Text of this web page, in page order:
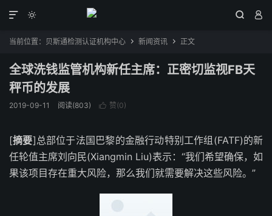
  

当前位置： 贝斯通检测认证机构中心  新闻资讯  正文
全球洗钱监管机构新任主席：正密切监视FB天
秤币的发展
2019-09-11 阅读(803)  赞(0)
[摘要]总部位于法国巴黎的金融行动特别工作组(FATF)的新
任轮值主席刘向民(Xiangmin Liu)表示：“我们希望确保，如
果该项目存在重大风险，那么我们就需要解决这些风险。”